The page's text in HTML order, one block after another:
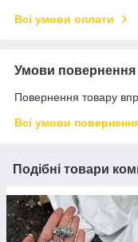
Всі умови оплати
Умови повернення
Повернення товару
Всі умови
Подібні товари